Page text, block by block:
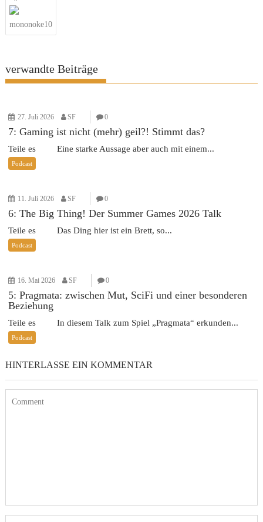
mononoke10
verwandte Beiträge
27. Juli 2026 SF 0
7: Gaming ist nicht (mehr) geil?! Stimmt das?
Teile es Eine starke Aussage aber auch mit einem...
Podcast
11. Juli 2026 SF 0
6: The Big Thing! Der Summer Games 2026 Talk
Teile es Das Ding hier ist ein Brett, so...
Podcast
16. Mai 2026 SF 0
5: Pragmata: zwischen Mut, SciFi und einer besonderen
Beziehung
Teile es In diesem Talk zum Spiel „Pragmata“ erkunden...
Podcast
HINTERLASSE EIN KOMMENTAR